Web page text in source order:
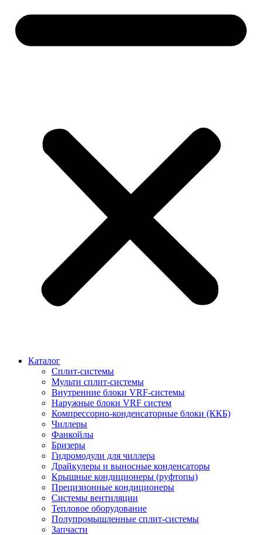
Каталог
Сплит-системы
Мульти сплит-системы
Внутренние блоки VRF-cистемы
Наружные блоки VRF cистем
Компрессорно-конденсаторные блоки (ККБ)
Чиллеры
Фанкойлы
Бризеры
Гидромодули для чиллера
Драйкулеры и выносные конденсаторы
Крышные кондиционеры (руфтопы)
Прецизионные кондиционеры
Системы вентиляции
Тепловое оборудование
Полупромышленные сплит-системы
Запчасти